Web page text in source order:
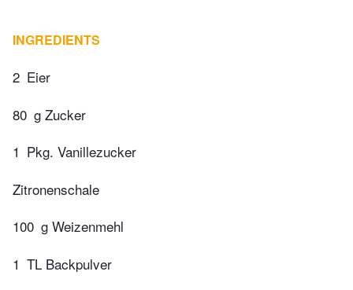
INGREDIENTS
2 Eier
80 g Zucker
1 Pkg. Vanillezucker
Zitronenschale
100 g Weizenmehl
1 TL Backpulver